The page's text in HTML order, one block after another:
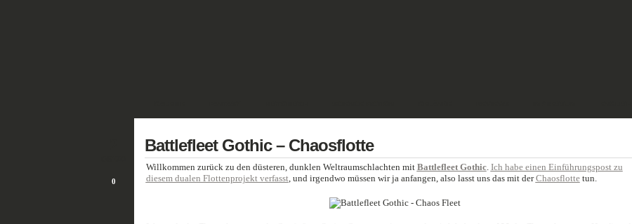
0
Battlefleet Gothic – Chaosflotte
Willkommen zurück zu den düsteren, dunklen Weltraumschlachten mit Battlefleet Gothic. Ich habe einen Einführungspost zu
diesem dualen Flottenprojekt verfasst, und irgendwo müssen wir ja anfangen, also lasst uns das mit derChaosflottetun.